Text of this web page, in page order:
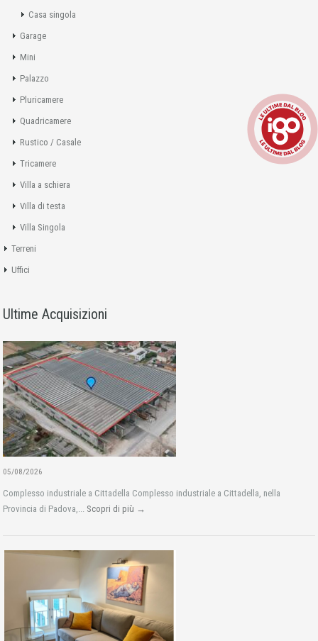
Casa singola
Garage
Mini
Palazzo
Pluricamere
Quadricamere
Rustico / Casale
Tricamere
Villa a schiera
Villa di testa
Villa Singola
Terreni
Uffici
Ultime Acquisizioni
05/08/2026
Complesso industriale a Cittadella Complesso industriale a Cittadella, nella
Provincia di Padova,... Scopri di più →